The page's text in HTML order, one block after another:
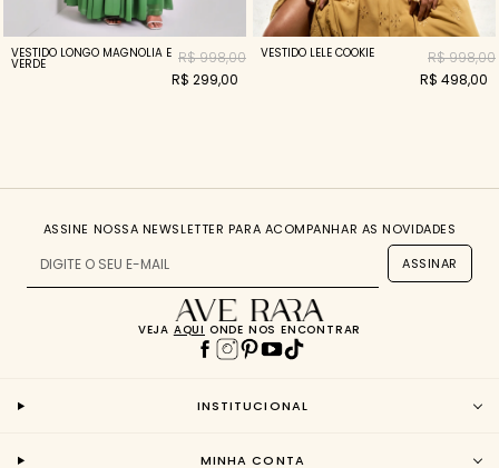
VESTIDO LONGO MAGNOLIA E
VERDE
R$ 998,00
R$ 299,00
VESTIDO LELE COOKIE
R$ 998,00
R$ 498,00
ASSINE NOSSA NEWSLETTER PARA ACOMPANHAR AS NOVIDADES
ASSINAR
VEJA AQUI ONDE NOS ENCONTRAR
INSTITUCIONAL
MINHA CONTA